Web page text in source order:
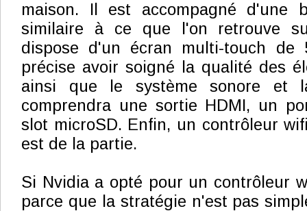
maison. Il est accompagné d'une
similaire à ce que l'on retrouve
dispose d'un écran multi-touch de
précise avoir soigné la qualité des
ainsi que le système sonore et
comprendra une sortie HDMI, un
slot microSD. Enfin, un contrôleur
est de la partie.
Si Nvidia a opté pour un contrôleur
parce que la stratégie n'est pas